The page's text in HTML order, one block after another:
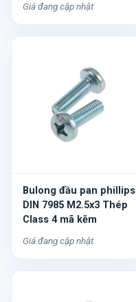
Giá đang cập nhật
Bulong đầu pan phillips
DIN 7985 M2.5x3 Thép
Class 4 mã kẽm
Giá đang cập nhật